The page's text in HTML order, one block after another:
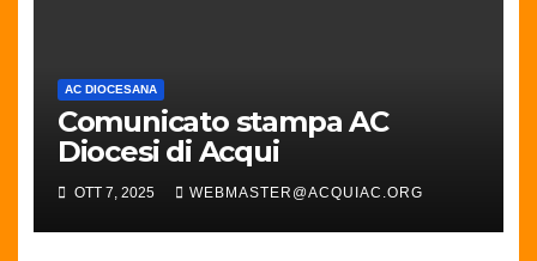
AC DIOCESANA
Comunicato stampa AC
Diocesi di Acqui
OTT 7, 2025 WEBMASTER@ACQUIAC.ORG